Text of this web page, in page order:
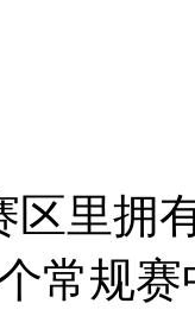
区里拥
常规